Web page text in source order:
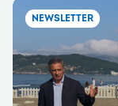
NEWSLETTER